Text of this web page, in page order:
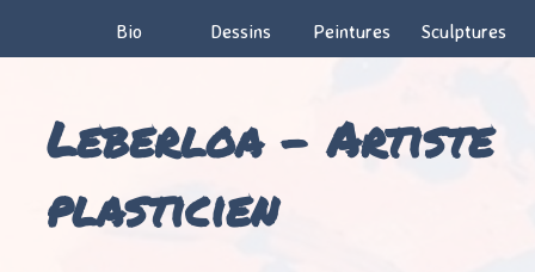
Bio Dessins Peintures Sculptures
Leberloa – Artiste
plasticien